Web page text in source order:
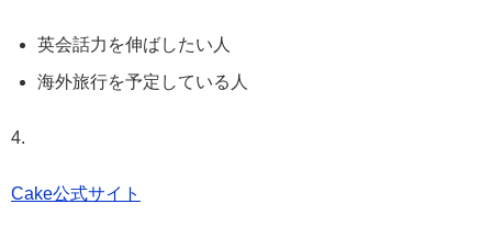
英会話力を伸ばしたい人
海外旅行を予定している人
4.
Cake公式サイト